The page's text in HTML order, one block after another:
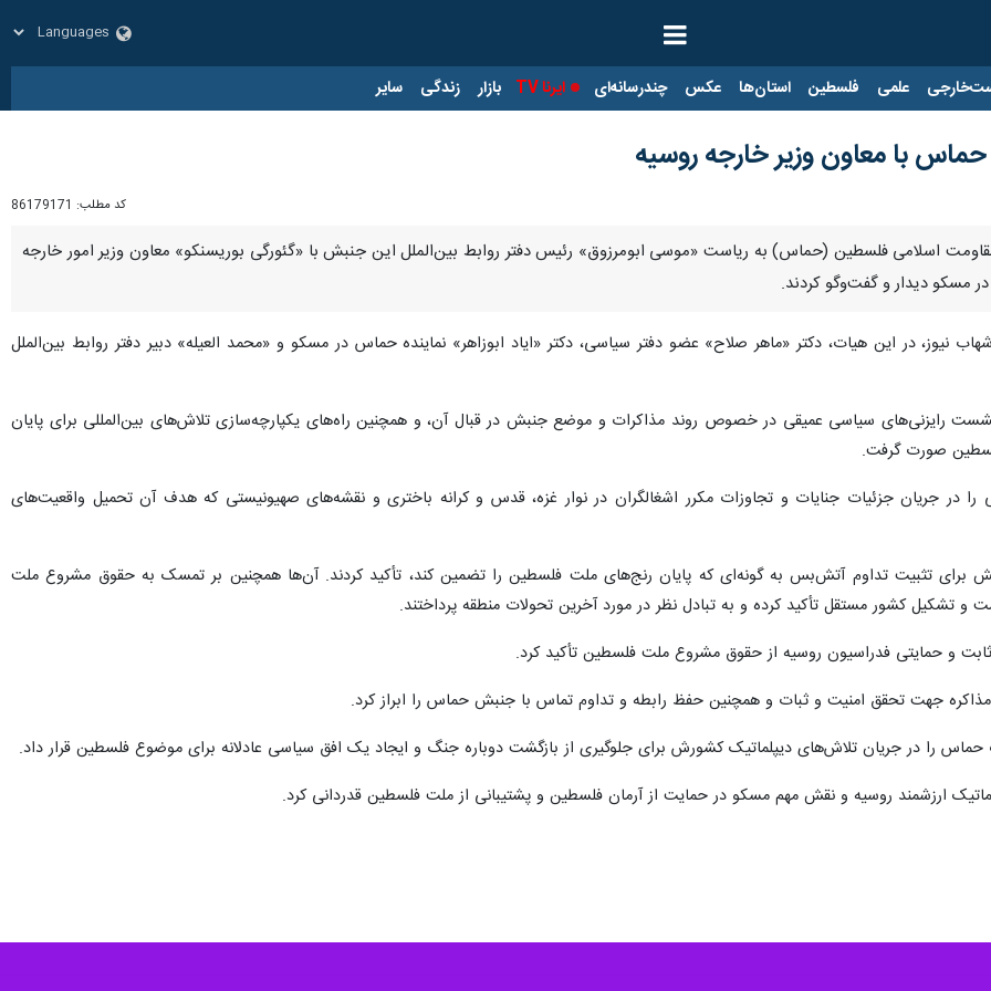
علمی فلسطین استان‌ها عکس چندرسانه‌ای ایرنا TV بازار زندگی سایر
با معاون وزیر خارجه روسیه
کد مطلب: 86179171